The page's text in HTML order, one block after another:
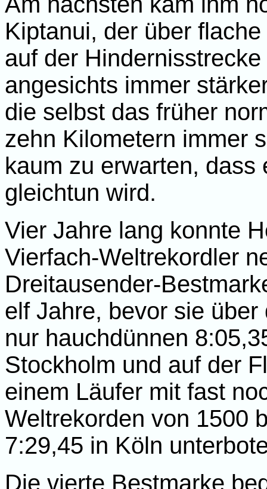
Kiptanui, der über
auf der
angesichts immer
die selbst das früher
zehn Kilometern immer
kaum zu erwarten, dass
gleichtun wird.
Vier Jahre lang konnte
Vierfach-Weltrekordler
Dreitausender-
elf Jahre, bevor sie
nur hauchdünnen
Stockholm und auf der
einem Läufer mit fast
Weltrekorden von 1500
7:29,45 in Köln
Die vierte Bestmarke